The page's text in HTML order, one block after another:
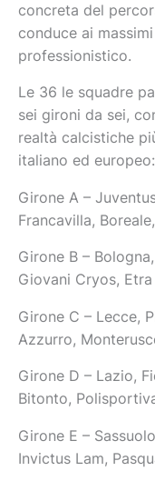
concreta del
conduce ai
professionistico.
Le 36 le squadre
sei gironi da sei,
realtà calcistiche
italiano ed europeo:
Girone A –
Francavilla,
Girone B –
Giovani Cryos,
Girone C – Lecce,
Azzurro,
Girone D – Lazio,
Bitonto,
Girone E –
Invictus Lam,